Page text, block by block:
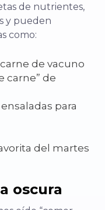
de nutrientes,
y pueden
como:
de vacuno
carne” de
para
del martes
oscura